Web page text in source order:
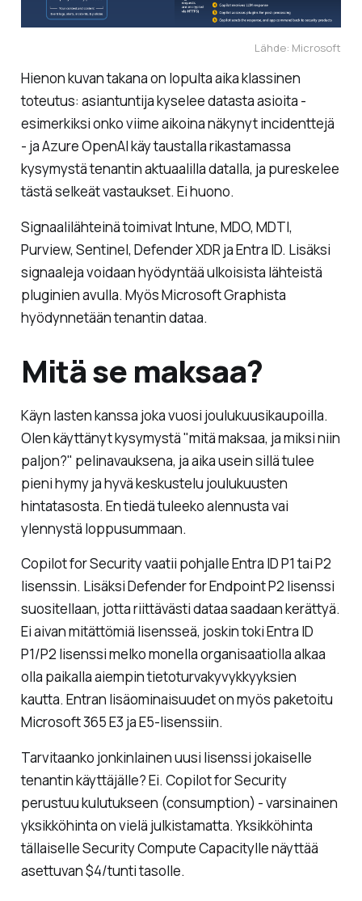
Lähde: Microsoft
Hienon kuvan takana on lopulta aika klassinen
toteutus: asiantuntija kyselee datasta asioita -
esimerkiksi onko viime aikoina näkynyt incidenttejä
- ja Azure OpenAI käy taustalla rikastamassa
kysymystä tenantin aktuaalilla datalla, ja pureskelee
tästä selkeät vastaukset. Ei huono.
Signaalilähteinä toimivat Intune, MDO, MDTI,
Purview, Sentinel, Defender XDR ja Entra ID. Lisäksi
signaaleja voidaan hyödyntää ulkoisista lähteistä
pluginien avulla. Myös Microsoft Graphista
hyödynnetään tenantin dataa.
Mitä se maksaa?
Käyn lasten kanssa joka vuosi joulukuusikaupoilla.
Olen käyttänyt kysymystä "mitä maksaa, ja miksi niin
paljon?" pelinavauksena, ja aika usein sillä tulee
pieni hymy ja hyvä keskustelu joulukuusten
hintatasosta. En tiedä tuleeko alennusta vai
ylennystä loppusummaan.
Copilot for Security vaatii pohjalle Entra ID P1 tai P2
lisenssin. Lisäksi Defender for Endpoint P2 lisenssi
suositellaan, jotta riittävästi dataa saadaan kerättyä.
Ei aivan mitättömiä lisensseä, joskin toki Entra ID
P1/P2 lisenssi melko monella organisaatiolla alkaa
olla paikalla aiempin tietoturvakyvykkyyksien
kautta. Entran lisäominaisuudet on myös paketoitu
Microsoft 365 E3 ja E5-lisenssiin.
Tarvitaanko jonkinlainen uusi lisenssi jokaiselle
tenantin käyttäjälle? Ei. Copilot for Security
perustuu kulutukseen (consumption) - varsinainen
yksikköhinta on vielä julkistamatta. Yksikköhinta
tällaiselle Security Compute Capacitylle näyttää
asettuvan $4/tunti tasolle.